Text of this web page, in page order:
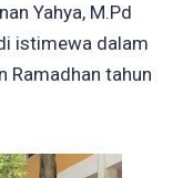
Yahya, M.Pd
istimewa dalam
Ramadhan tahun